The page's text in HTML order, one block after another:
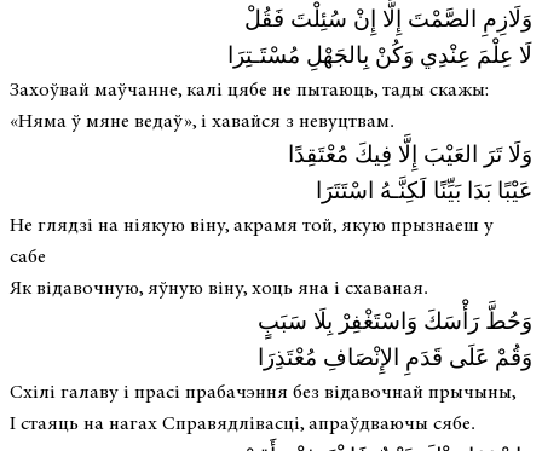
وَلَازِمِ الصَّمْتَ إِلَّا إِنْ سُئِلْتَ فَقُلْ
لَا عِلْمَ عِنْدِي وَكُنْ بِالجَهْلِ مُسْتَـتِرَا
Захоўвай маўчанне, калі цябе не пытаюць, тады скажы:
«Няма ў мяне ведаў», і хавайся з невуцтвам.
وَلَا تَرَ العَيْبَ إِلَّا فِيكَ مُعْتَقِدًا
عَيْبًا بَدَا بَيِّنًا لَكِنَّـهُ اسْتَتَرَا
Не глядзі на ніякую віну, акрамя той, якую прызнаеш у
сабе
Як відавочную, яўную віну, хоць яна і схаваная.
وَحُطَّ رَأْسَكَ وَاسْتَغْفِرْ بِلَا سَبَبٍ
وَقُمْ عَلَى قَدَمِ الإِنْصَافِ مُعْتَذِرَا
Схілі галаву і прасі прабачэння без відавочнай прычыны,
І стаяць на нагах Справядлівасці, апраўдваючы сябе.